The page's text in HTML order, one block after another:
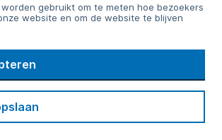
gebruikt om te meten hoe bezoekers
website en om de website te blijven